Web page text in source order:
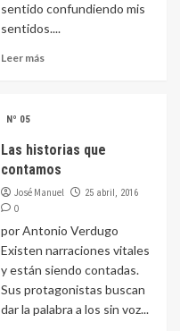
sentido confundiendo mis
sentidos....
Leer más
Nº 05
Las historias que
contamos
José Manuel 25 abril, 2016
0
por Antonio Verdugo
Existen narraciones vitales
y están siendo contadas.
Sus protagonistas buscan
dar la palabra a los sin voz...